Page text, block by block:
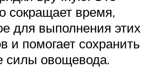
сокращает время,
для выполнения этих
и помогает сохранить
силы овощевода.